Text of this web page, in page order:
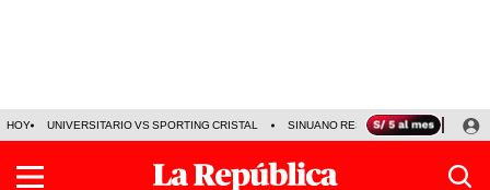
HOY UNIVERSITARIO VS SPORTING CRISTAL SINUANO RESULTADOS HOY